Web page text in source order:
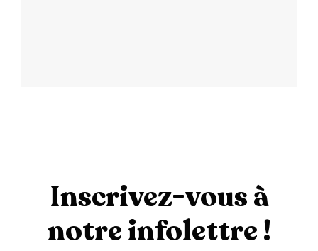
Inscrivez-vous à
notre infolettre !